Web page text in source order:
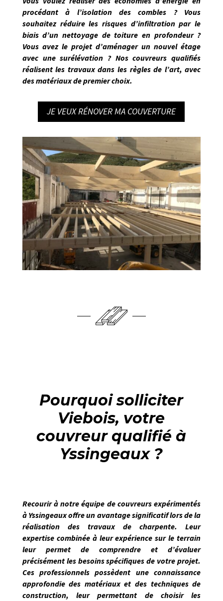
procédant à l’isolation des combles ? Vous
souhaitez réduire les risques d’infiltration par le
biais d’un nettoyage de toiture en profondeur ?
Vous avez le projet d’aménager un nouvel étage
avec une surélévation ? Noscouvreurs qualifiés
réalisent les travaux dans les règles de l’art, avec
des matériaux de premier choix.
JE VEUX RÉNOVER MA COUVERTURE
Pourquoi solliciter
Viebois, votre
couvreur qualifié à
Yssingeaux ?
Recourir à notre équipe de couvreurs expérimentés
à Yssingeauxoffre un avantage significatif lors de la
réalisation des travaux de charpente. Leur
expertise combinée à leur expérience sur le terrain
leur permet decomprendre et d’évaluer
précisément les besoins spécifiques de votre projet.
Ces professionnels possèdent une connaissance
approfondie des matériaux et des techniques de
construction, leur permettant de choisir les